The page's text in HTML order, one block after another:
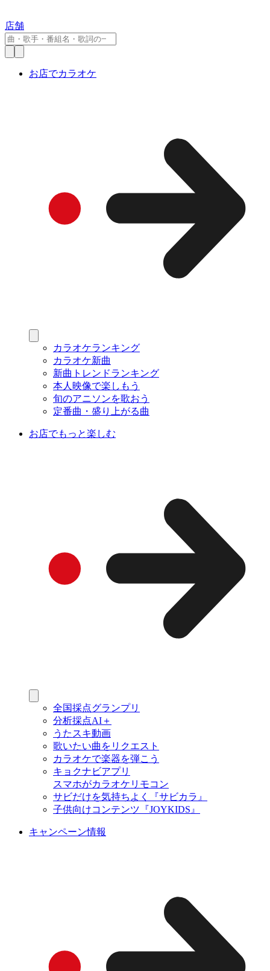
店舗
お店でカラオケ
カラオケランキング
カラオケ新曲
新曲トレンドランキング
本人映像で楽しもう
旬のアニソンを歌おう
定番曲・盛り上がる曲
お店でもっと楽しむ
全国採点グランプリ
分析採点AI＋
うたスキ動画
歌いたい曲をリクエスト
カラオケで楽器を弾こう
キョクナビアプリ
スマホがカラオケリモコン
サビだけを気持ちよく『サビカラ』
子供向けコンテンツ『JOYKIDS』
キャンペーン情報